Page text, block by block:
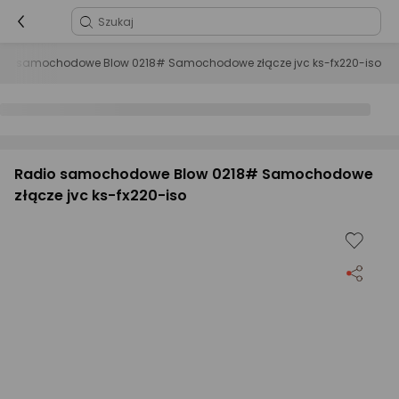
samochodowe Blow 0218# Samochodowe złącze jvc ks-fx220-iso
Radio samochodowe Blow 0218# Samochodowe
złącze jvc ks-fx220-iso